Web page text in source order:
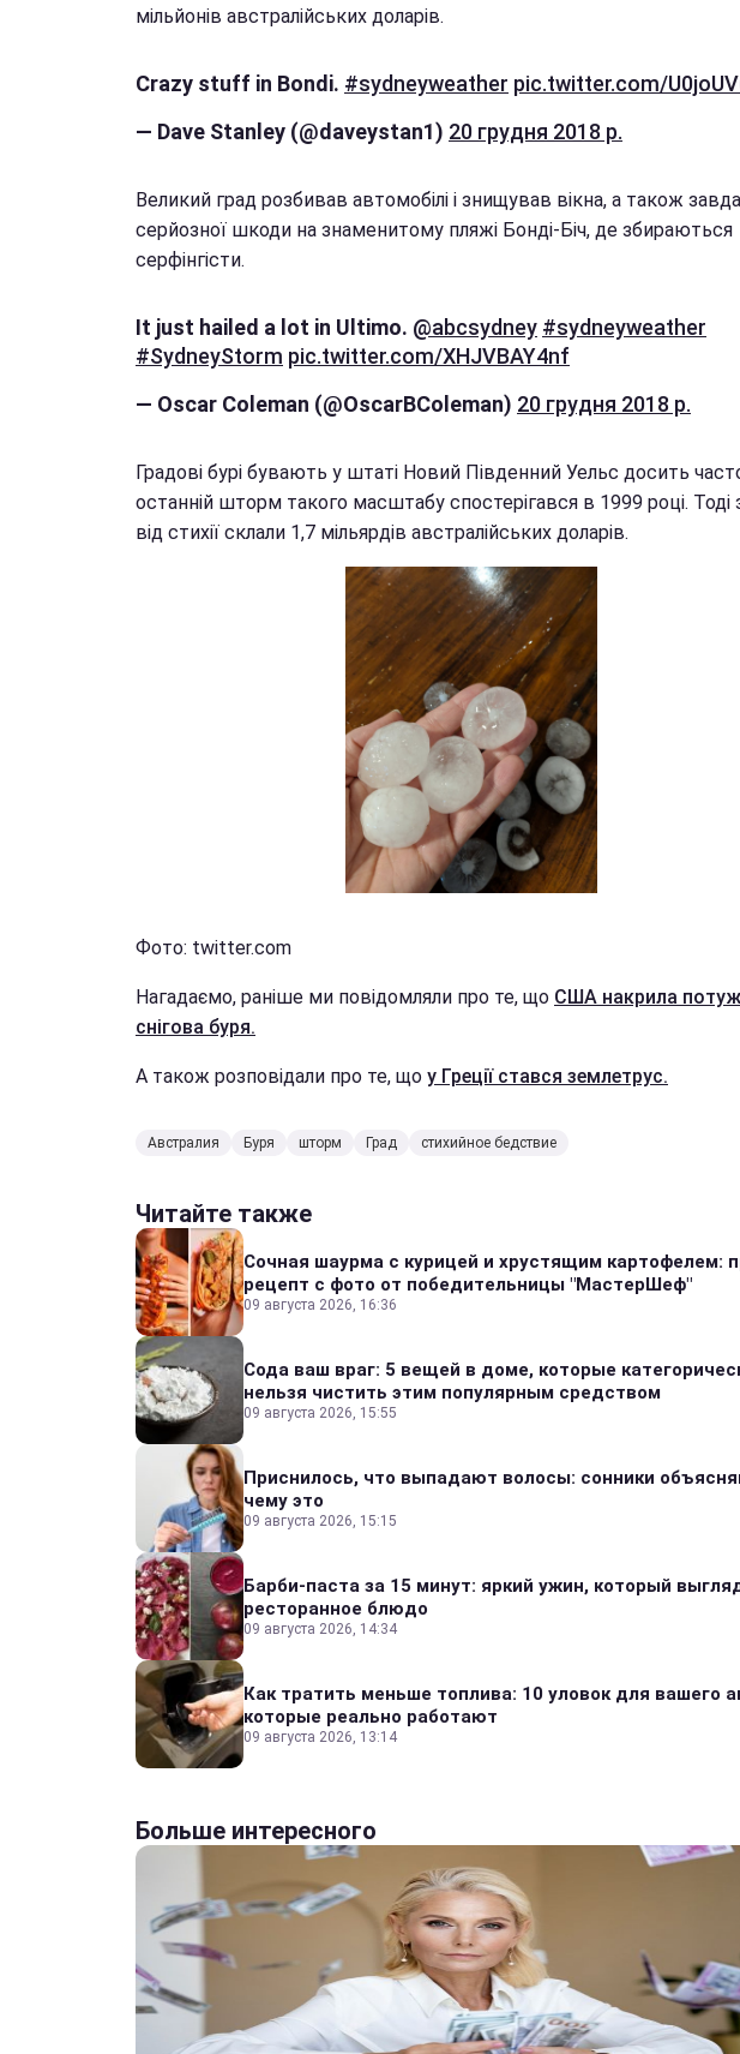
мільйонів австралійських доларів.
Crazy stuff in Bondi. #sydneyweather pic.twitter.com/
— Dave Stanley (@daveystan1) 20 грудня 2018 р.
Великий град розбивав автомобілі і знищував вікна, а також
серйозної шкоди на знаменитому пляжі Бонді-Біч, де збираються
серфінгісти.
It just hailed a lot in Ultimo. @abcsydney #sydneyweather
#SydneyStorm pic.twitter.com/XHJVBAY4nf
— Oscar Coleman (@OscarBColeman) 20 грудня 2018 р.
Градові бурі бувають у штаті Новий Південний Уельс досить
останній шторм такого масштабу спостерігався в 1999 році. Тоді
від стихії склали 1,7 мільярдів австралійських доларів.
Фото: twitter.com
Нагадаємо, раніше ми повідомляли про те, що США накрила
снігова буря.
А також розповідали про те, що у Греції стався землетрус.
Австралия Буря шторм Град стихийное бедствие
Читайте также
Сочная шаурма с курицей и хрустящим картофелем:
рецепт с фото от победительницы "МастерШеф"
09 августа 2026, 16:36
Сода ваш враг: 5 вещей в доме, которые
нельзя чистить этим популярным средством
09 августа 2026, 15:55
Приснилось, что выпадают волосы: сонники
чему это
09 августа 2026, 15:15
Барби-паста за 15 минут: яркий ужин, который
ресторанное блюдо
09 августа 2026, 14:34
Как тратить меньше топлива: 10 уловок для вашего
которые реально работают
09 августа 2026, 13:14
Больше интересного